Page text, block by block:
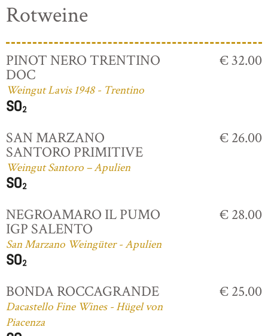
Rotweine
PINOT NERO TRENTINO
DOC
Weingut Lavis 1948 - Trentino
€ 32.00
SAN MARZANO
SANTORO PRIMITIVE
Weingut Santoro – Apulien
€ 26.00
NEGROAMARO IL PUMO
IGP SALENTO
San Marzano Weingüter - Apulien
€ 28.00
BONDA ROCCAGRANDE
Dacastello Fine Wines - Hügel von
Piacenza
€ 25.00